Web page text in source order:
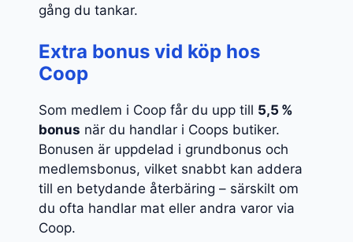
gång du tankar.
Extra bonus vid köp hos
Coop
Som medlem i Coop får du upp till 5,5 %
bonus när du handlar i Coops butiker.
Bonusen är uppdelad i grundbonus och
medlemsbonus, vilket snabbt kan addera
till en betydande återbäring – särskilt om
du ofta handlar mat eller andra varor via
Coop.